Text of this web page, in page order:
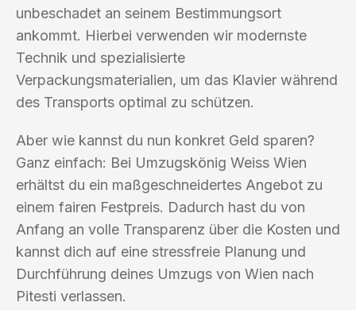
unbeschadet an seinem Bestimmungsort
ankommt. Hierbei verwenden wir modernste
Technik und spezialisierte
Verpackungsmaterialien, um das Klavier während
des Transports optimal zu schützen.
Aber wie kannst du nun konkret Geld sparen?
Ganz einfach: Bei Umzugskönig Weiss Wien
erhältst du ein maßgeschneidertes Angebot zu
einem fairen Festpreis. Dadurch hast du von
Anfang an volle Transparenz über die Kosten und
kannst dich auf eine stressfreie Planung und
Durchführung deines Umzugs von Wien nach
Pitesti verlassen.